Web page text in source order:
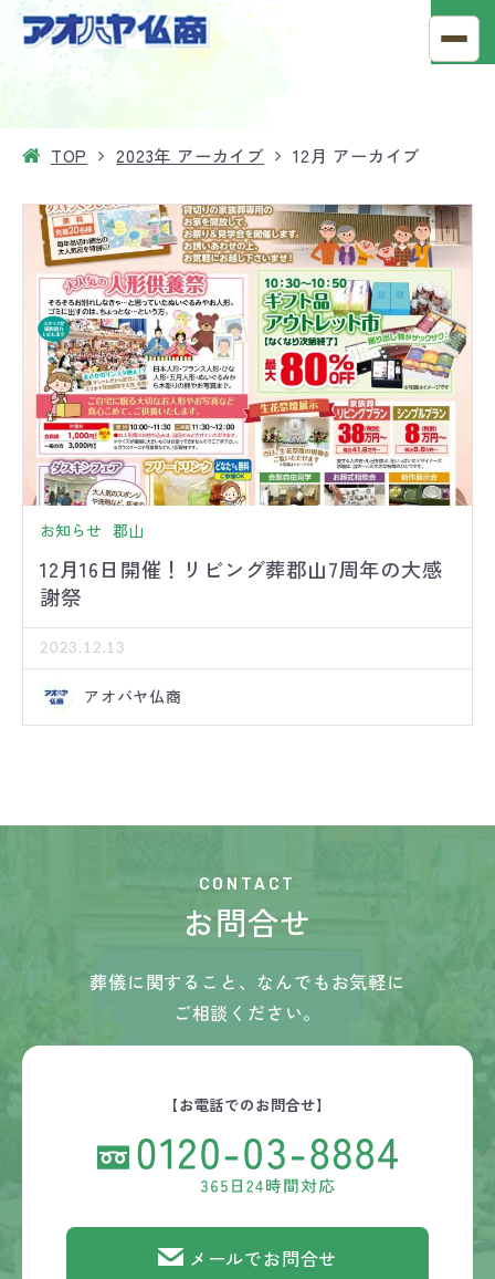
TOP 2023年 アーカイブ 12月 アーカイブ
お知らせ 郡山
12月16日開催！リビング葬郡山7周年の大感
謝祭
2023.12.13
アオバヤ仏商
CONTACT
お問合せ
葬儀に関すること、なんでもお気軽に
ご相談ください。
【お電話でのお問合せ】
メールでお問合せ